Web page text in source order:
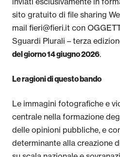
sito gratuito di file sharing
mail fieri@fieri.it con
Sguardi Plurali – terza
del giorno 14 giugno 2026.
Le ragioni di questo bando
Le immagini fotografiche e
centrale nella formazione
delle opinioni pubbliche, e
determinante alla creazione